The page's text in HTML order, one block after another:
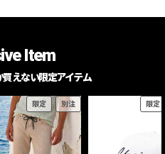
Item
えない限定アイテム
限定 別注 限定